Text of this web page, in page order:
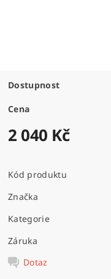
Dostupnost
Cena
2 040 Kč
Kód produktu
Značka
Kategorie
Záruka
Dotaz